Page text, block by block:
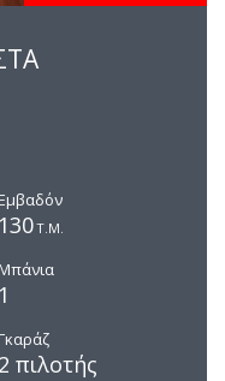
130Τ.Μ.
1
2 πιλοτής